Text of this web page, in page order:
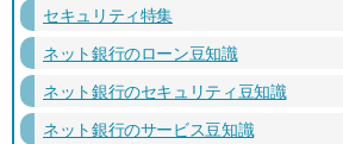
セキュリティ特集
ネット銀行のローン豆知識
ネット銀行のセキュリティ豆知識
ネット銀行のサービス豆知識